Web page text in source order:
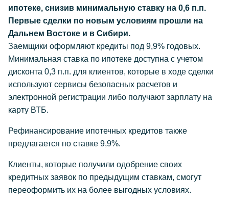
ипотеке, снизив минимальную ставку на 0,6 п.п.
Первые сделки по новым условиям прошли на
Дальнем Востоке и в Сибири.
Заемщики оформляют кредиты под 9,9% годовых.
Минимальная ставка по ипотеке доступна с учетом
дисконта 0,3 п.п. для клиентов, которые в ходе сделки
используют сервисы безопасных расчетов и
электронной регистрации либо получают зарплату на
карту ВТБ.
Рефинансирование ипотечных кредитов также
предлагается по ставке 9,9%.
Клиенты, которые получили одобрение своих
кредитных заявок по предыдущим ставкам, смогут
переоформить их на более выгодных условиях.